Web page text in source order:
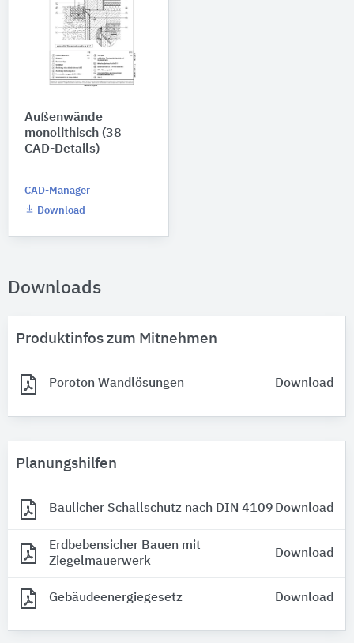
Außenwände
monolithisch (38
CAD-Details)
CAD-Manager
Download
Downloads
Produktinfos zum Mitnehmen
Poroton Wandlösungen Download
Planungshilfen
Baulicher Schallschutz nach DIN 4109 Download
Erdbebensicher Bauen mit
Ziegelmauerwerk
Download
Gebäudeenergiegesetz Download